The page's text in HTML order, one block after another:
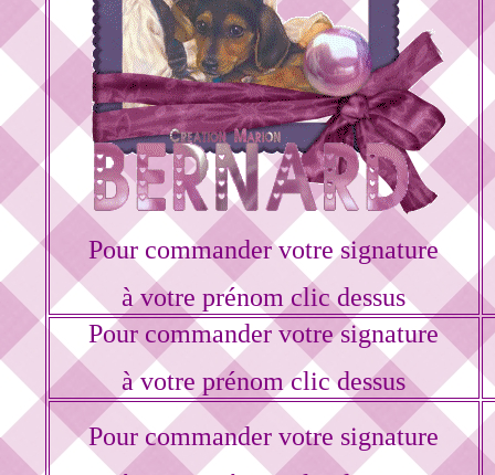
Pour commander votre signature
à votre prénom clic dessus
Pour commander votre signature
à votre prénom clic dessus
Pour commander votre signature